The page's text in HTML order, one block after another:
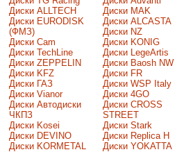
Диски ALLTECH
Диски EURODISK
(ФМЗ)
Диски Cam
Диски TechLine
Диски ZEPPELIN
Диски KFZ
Диски ГАЗ
Диски Vianor
Диски Автодиски
ЧКПЗ
Диски Kosei
Диски DEVINO
Диски KORMETAL
Диски MAK
Диски ALCASTA
Диски NZ
Диски KONIG
Диски LegeArtis
Диски Baosh NW
Диски FR
Диски WSP Italy
Диски 4GO
Диски CROSS
STREET
Диски Stark
Диски Replica H
Диски YOKATTA